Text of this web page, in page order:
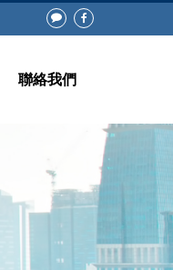
聯絡我們